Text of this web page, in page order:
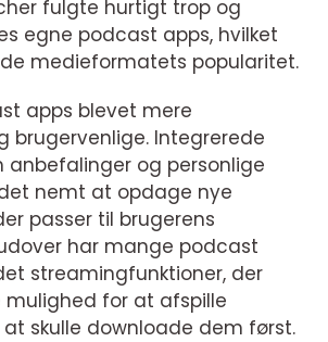
fulgte hurtigt trop og
egne podcast apps, hvilket
medieformatets popularitet.
apps blevet mere
brugervenlige. Integrerede
anbefalinger og personlige
nemt at opdage nye
passer til brugerens
har mange podcast
streamingfunktioner, der
mulighed for at afspille
skulle downloade dem først.